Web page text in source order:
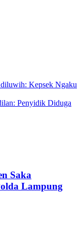
Kepsek Ngaku
Penyidik Diduga
Saka
Lampung